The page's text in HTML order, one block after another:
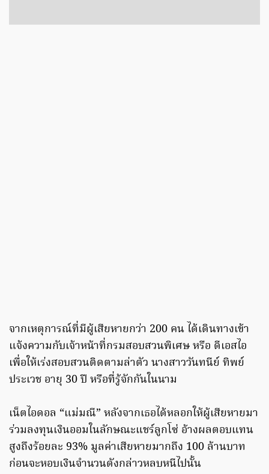
จากเหตุการณ์ที่มีผู้เสียหายกว่า 200 คน ได้เดินทางเข้า
แจ้งความกับเจ้าหน้าที่กรมสอบสวนพิเศษ หรือ ดีเอสไอ
เพื่อให้เร่งสอบสวนติดตามล่าตัว นางสาววันทนีย์ ทิพย์
ประเวช อายุ 30 ปี หรือที่รู้จักกันในนาม
เน็ตไอดอล “แม่มณี” หลังจากเธอได้หลอกให้ผู้เสียหายมา
ร่วมลงทุนเงินออมในลักษณะแชร์ลูกโซ่ อ้างผลตอบแทน
สูงถึงร้อยละ 93% มูลค่าเสียหายมากถึง 100 ล้านบาท
ก่อนจะหอบเงินจำนวนดังกล่าวหลบหนีไปนั้น